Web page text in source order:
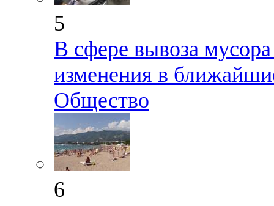
5
В сфере вывоза
изменения в
Общество
6